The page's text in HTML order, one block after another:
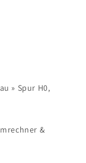
» Spur H0,
&